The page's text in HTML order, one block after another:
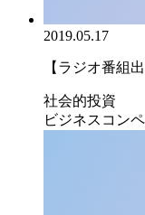
2019.05.17
【ラジオ番組
社会的投資
ビジネスコン